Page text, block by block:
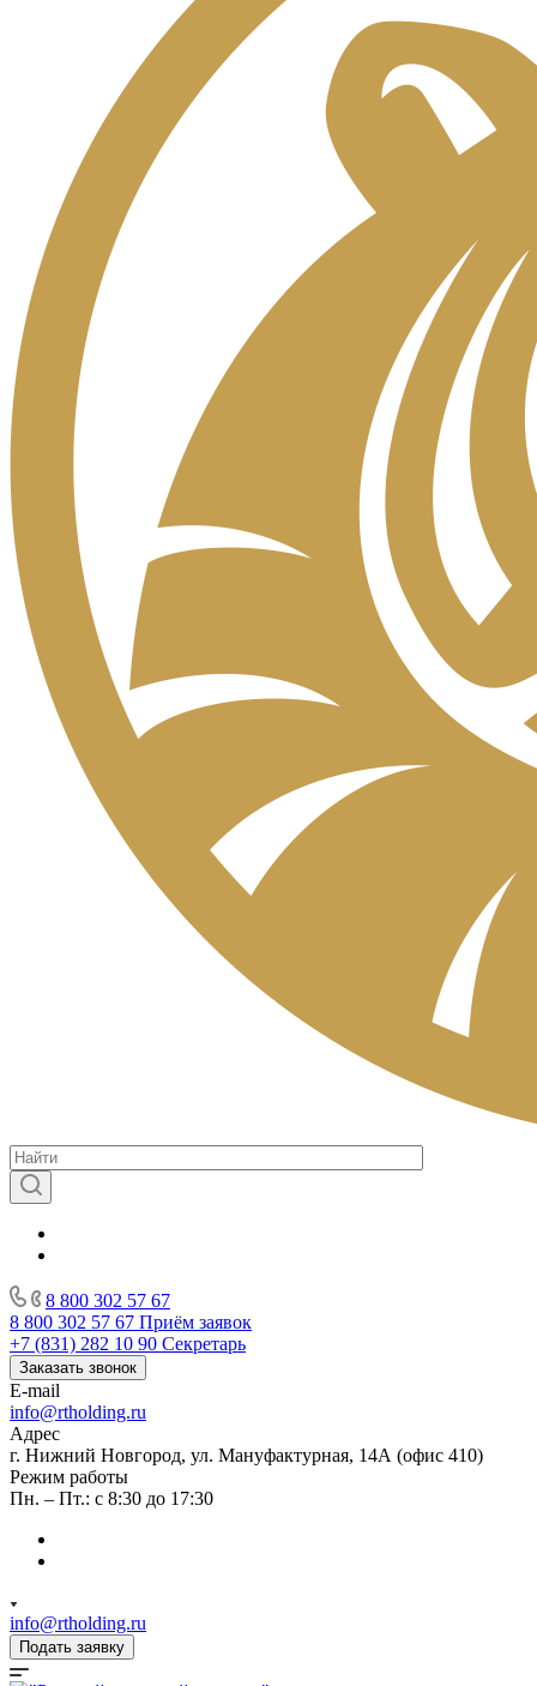
8 800 302 57 67
8 800 302 57 67 Приём заявок
+7 (831) 282 10 90 Секретарь
Заказать звонок
E-mail
info@rtholding.ru
Адрес
г. Нижний Новгород, ул. Мануфактурная, 14А (офис 410)
Режим работы
Пн. – Пт.: с 8:30 до 17:30
info@rtholding.ru
Подать заявку